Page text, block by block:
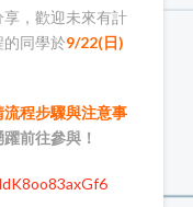
，歡迎未來有計
同學於9/22(日)
流程步驟與注意事
前往參與！